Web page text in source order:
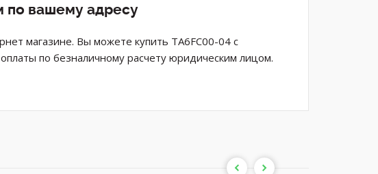
по вашему адресу
магазине. Вы можете купить TA6FC00-04 с
по безналичному расчету юридическим лицом.